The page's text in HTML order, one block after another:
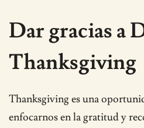
Dar gracias a
Thanksgiving
Thanksgiving es una
enfocarnos en la gratitud y